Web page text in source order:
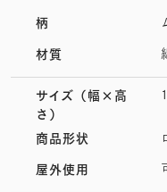
柄
材質
サイズ （幅×高
さ）
商品形状
屋外使用